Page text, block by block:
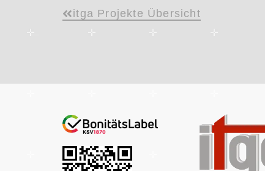
itga Projekte Übersicht